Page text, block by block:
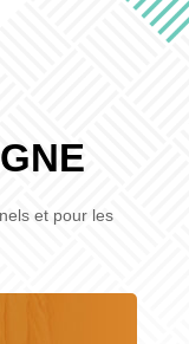
et pour les